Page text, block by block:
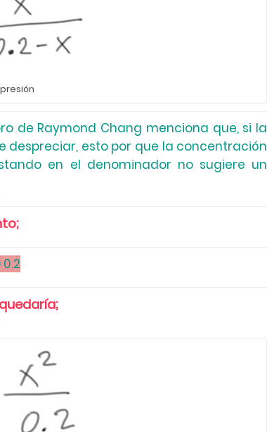
de Raymond Chang menciona que, si la
despreciar, esto por que la concentración
en el denominador no sugiere un
0.2